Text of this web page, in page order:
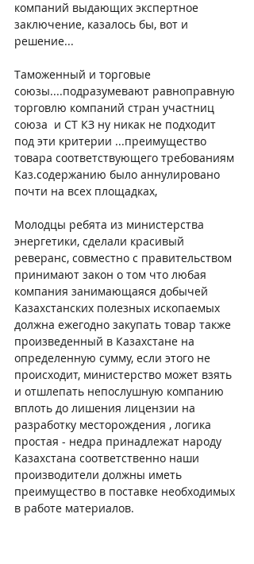
компаний выдающих экспертное
заключение, казалось бы, вот и
решение...
Таможенный и торговые
союзы....подразумевают равноправную
торговлю компаний стран участниц
союза  и СТ КЗ ну никак не подходит
под эти критерии ...преимущество
товара соответствующего требованиям
Каз.содержанию было аннулировано
почти на всех площадках,
Молодцы ребята из министерства
энергетики, сделали красивый
реверанс, совместно с правительством
принимают закон о том что любая
компания занимающаяся добычей
Казахстанских полезных ископаемых
должна ежегодно закупать товар также
произведенный в Казахстане на
определенную сумму, если этого не
происходит, министерство может взять
и отшлепать непослушную компанию
вплоть до лишения лицензии на
разработку месторождения , логика
простая - недра принадлежат народу
Казахстана соответственно наши
производители должны иметь
преимущество в поставке необходимых
в работе материалов.